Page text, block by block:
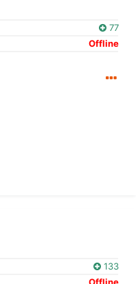
77
Offline
133